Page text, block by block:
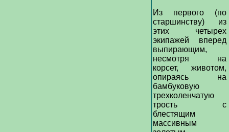
Из первого (по
старшинству) из
этих четырех
экипажей вперед
выпирающим,
несмотря на
корсет, животом,
опираясь на
бамбуковую
трехколенчатую
трость с
блестящим
массивным